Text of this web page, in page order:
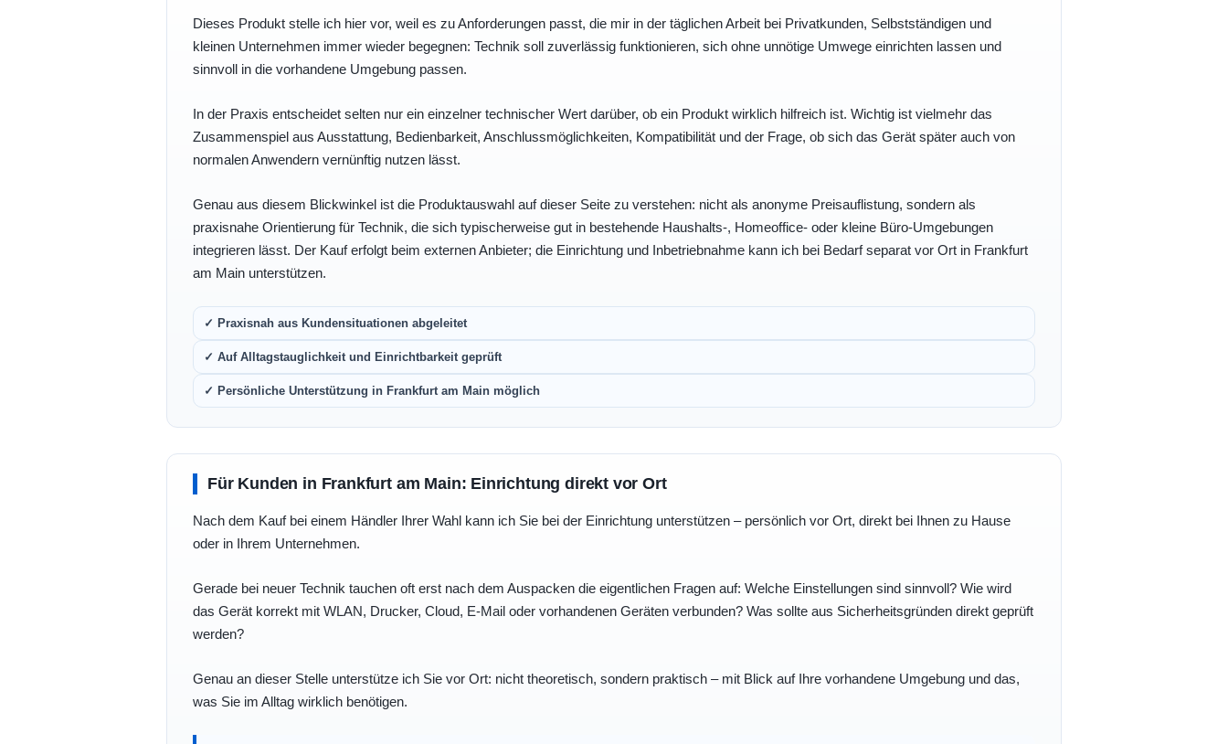
Dieses Produkt stelle ich hier vor, weil es zu Anforderungen passt, die mir in der täglichen Arbeit bei Privatkunden, Selbstständigen und
kleinen Unternehmen immer wieder begegnen: Technik soll zuverlässig funktionieren, sich ohne unnötige Umwege einrichten lassen und
sinnvoll in die vorhandene Umgebung passen.
In der Praxis entscheidet selten nur ein einzelner technischer Wert darüber, ob ein Produkt wirklich hilfreich ist. Wichtig ist vielmehr das
Zusammenspiel aus Ausstattung, Bedienbarkeit, Anschlussmöglichkeiten, Kompatibilität und der Frage, ob sich das Gerät später auch von
normalen Anwendern vernünftig nutzen lässt.
Genau aus diesem Blickwinkel ist die Produktauswahl auf dieser Seite zu verstehen: nicht als anonyme Preisauflistung, sondern als
praxisnahe Orientierung für Technik, die sich typischerweise gut in bestehende Haushalts-, Homeoffice- oder kleine Büro-Umgebungen
integrieren lässt. Der Kauf erfolgt beim externen Anbieter; die Einrichtung und Inbetriebnahme kann ich bei Bedarf separat vor Ort in Frankfurt
am Main unterstützen.
✓ Praxisnah aus Kundensituationen abgeleitet
✓ Auf Alltagstauglichkeit und Einrichtbarkeit geprüft
✓ Persönliche Unterstützung in Frankfurt am Main möglich
Für Kunden in Frankfurt am Main: Einrichtung direkt vor Ort
Nach dem Kauf bei einem Händler Ihrer Wahl kann ich Sie bei der Einrichtung unterstützen – persönlich vor Ort, direkt bei Ihnen zu Hause
oder in Ihrem Unternehmen.
Gerade bei neuer Technik tauchen oft erst nach dem Auspacken die eigentlichen Fragen auf: Welche Einstellungen sind sinnvoll? Wie wird
das Gerät korrekt mit WLAN, Drucker, Cloud, E-Mail oder vorhandenen Geräten verbunden? Was sollte aus Sicherheitsgründen direkt geprüft
werden?
Genau an dieser Stelle unterstütze ich Sie vor Ort: nicht theoretisch, sondern praktisch – mit Blick auf Ihre vorhandene Umgebung und das,
was Sie im Alltag wirklich benötigen.